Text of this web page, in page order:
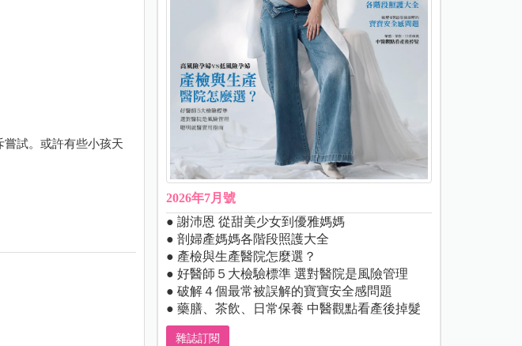
試。或許有些小孩天
2026年7月號
● 謝沛恩 從甜美少女到優雅媽媽
● 剖婦產媽媽各階段照護大全
● 產檢與生產醫院怎麼選？
● 好醫師５大檢驗標準 選對醫院是風險管理
● 破解４個最常被誤解的寶寶安全感問題
● 藥膳、茶飲、日常保養 中醫觀點看產後掉髮
雜誌訂閱